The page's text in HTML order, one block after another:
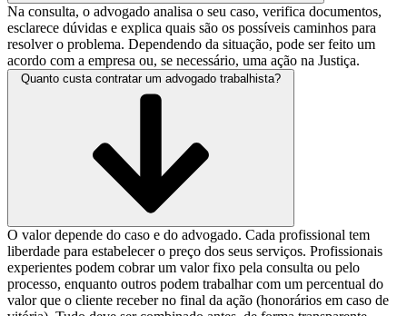
Na consulta, o advogado analisa o seu caso, verifica documentos,
esclarece dúvidas e explica quais são os possíveis caminhos para
resolver o problema. Dependendo da situação, pode ser feito um
acordo com a empresa ou, se necessário, uma ação na Justiça.
Quanto custa contratar um advogado trabalhista?
O valor depende do caso e do advogado. Cada profissional tem
liberdade para estabelecer o preço dos seus serviços. Profissionais
experientes podem cobrar um valor fixo pela consulta ou pelo
processo, enquanto outros podem trabalhar com um percentual do
valor que o cliente receber no final da ação (honorários em caso de